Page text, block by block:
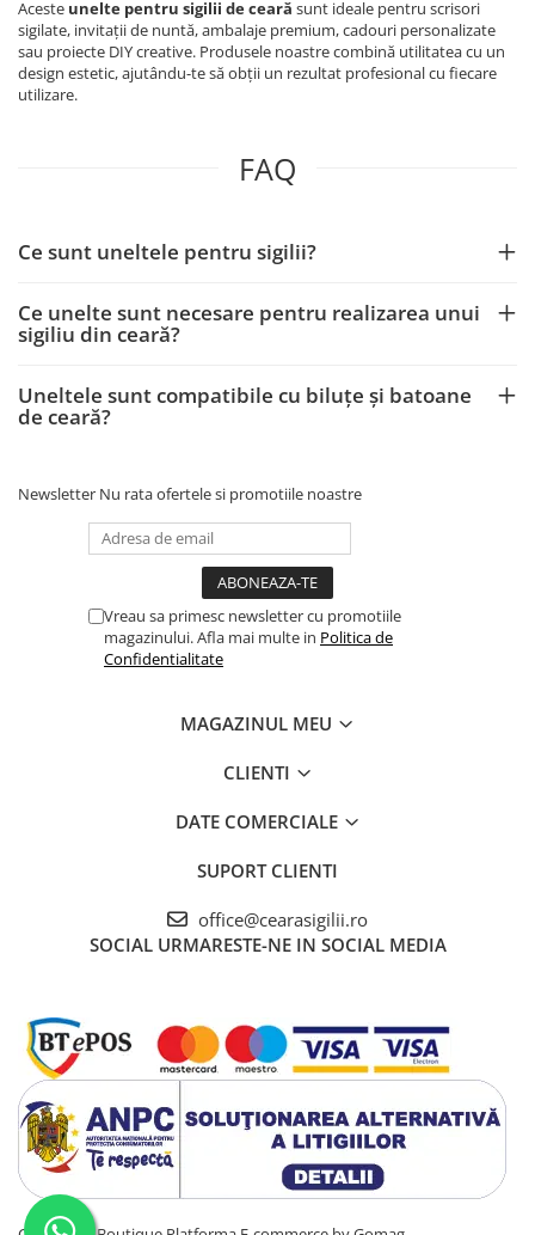
Aceste unelte pentru sigilii de ceară sunt ideale pentru scrisori
sigilate, invitații de nuntă, ambalaje premium, cadouri personalizate
sau proiecte DIY creative. Produsele noastre combină utilitatea cu un
design estetic, ajutându-te să obții un rezultat profesional cu fiecare
utilizare.
FAQ
Ce sunt uneltele pentru sigilii?
Ce unelte sunt necesare pentru realizarea unui
sigiliu din ceară?
Uneltele sunt compatibile cu biluțe și batoane
de ceară?
Newsletter Nu rata ofertele si promotiile noastre
Vreau sa primesc newsletter cu promotiile
magazinului. Afla mai multe in Politica de
Confidentialitate
MAGAZINUL MEU
CLIENTI
DATE COMERCIALE
SUPORT CLIENTI
office@cearasigilii.ro
SOCIAL URMARESTE-NE IN SOCIAL MEDIA